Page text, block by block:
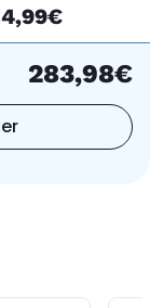
283,98€